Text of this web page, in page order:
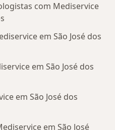
com Mediservice
em São José dos
em São José dos
em São José dos
em São José